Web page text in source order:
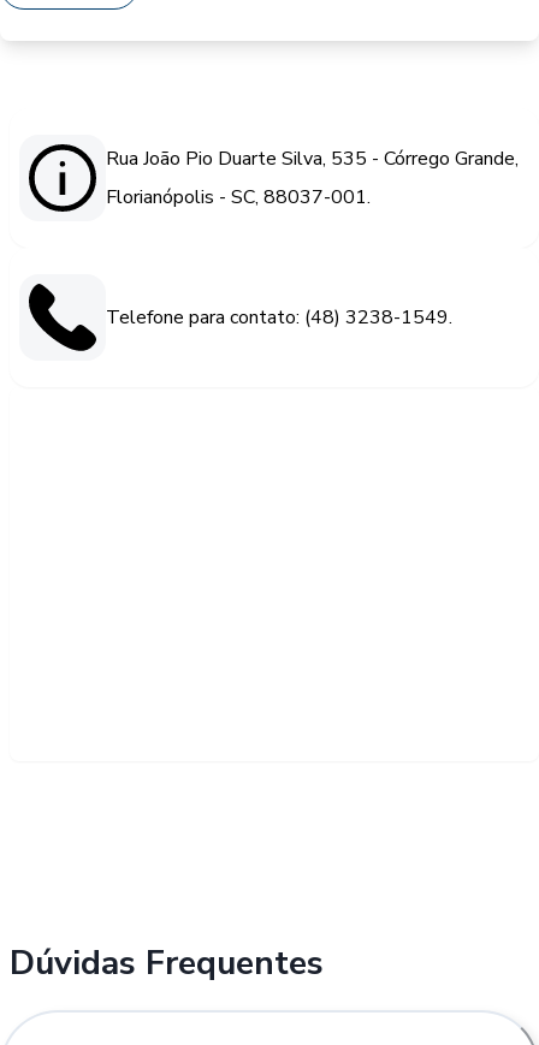
Rua João Pio Duarte Silva, 535 - Córrego Grande,
Florianópolis - SC, 88037-001.
Telefone para contato: (48) 3238-1549.
Dúvidas Frequentes